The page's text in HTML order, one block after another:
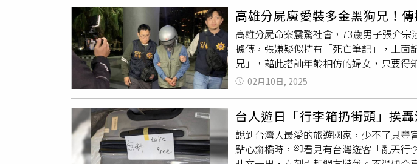
示，從劉的多部電子設備中發現他與簡合
境。此外，宣誓書也指控簡雲青曾與中國
紙剪成小塊，藏在厚重的教科書中。這
CBP）攔截並銷毀，尚未確認其確切內容
們強烈譴責任何試圖造成傷害、威脅國家
及校方皆沒有接受任何來自中國政府的資
不知情，但指出中國政府「一向要求海外
運作細節應由原始負責人或業務單位說
問，最後只好回應「我不知道」便封鎖對
友紛紛表示「我離職8個月，前公司接手
息？是覺得在做公益」、「公司沒付妳錢
問妳都說忘了或不知道」、「每問一個問
是種關係的維持，但如果對方的行為已經
拒絕幾次後對方也就不會再找妳了」、「
到的地方幫上忙，真的很忙沒時間回可
組（每人每次限購2組）。歡慶中華隊晉
家門市販售，含臺北夢工場60組，台鐵便
商店60組，數量有限，送完為止。台鐵
造型 便條紙、磁性書籤、文件資料夾、收
鐵也正密集討論民眾熱切期盼的「追分
高雄分屍魔愛裝多金黑狗兄！
高雄分屍命案震驚社會，73歲男子張介
據傳，張嫌疑似持有「死亡筆記」，上面
兄」，藉此搭訕年齡相仿的婦女，只要
住處時，發現1張寫有5人名字的「死亡
展開調查，確認該名婦人並未被列為失
算深交，不理解自己為何會被對方寫在
平時常在公園出沒，還喜歡裝「多金黑狗
使用3C用品習慣，所以只要透過搭訕認
下資訊。報導指出，警方在張嫌住家起出
02月10日, 2025
台人遊日「行李箱扔街頭」挨
說到台灣人最愛的旅遊國家，少不了具
點心齋橋時，卻看見有台灣遊客「亂丟行